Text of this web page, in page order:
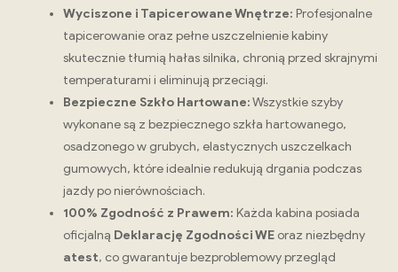
Wyciszone i Tapicerowane Wnętrze: Profesjonalne
tapicerowanie oraz pełne uszczelnienie kabiny
skutecznie tłumią hałas silnika, chronią przed skrajnymi
temperaturami i eliminują przeciągi.
Bezpieczne Szkło Hartowane:Wszystkie szyby
wykonane są z bezpiecznego szkła hartowanego,
osadzonego w grubych, elastycznych uszczelkach
gumowych, które idealnie redukują drgania podczas
jazdy po nierównościach.
100% Zgodność z Prawem: Każda kabina posiada
oficjalną Deklarację Zgodności WE oraz niezbędny
atest, co gwarantuje bezproblemowy przegląd